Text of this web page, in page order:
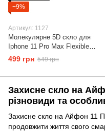
−9%
Артикул: 1127
Молекулярне 5D скло для
Iphone 11 Pro Max Flexible
Molecular Nano Black
499 грн 549 грн
Захисне скло на
різновиди та
Захисне скло на Айфон 11
продовжити життя свого